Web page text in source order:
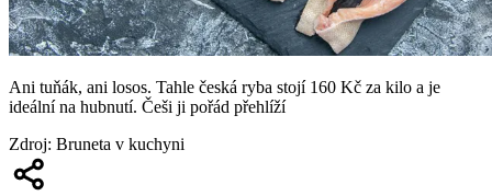
Ani tuňák, ani losos. Tahle česká ryba stojí 160 Kč za kilo a je
ideální na hubnutí. Češi ji pořád přehlíží
Zdroj: Bruneta v kuchyni